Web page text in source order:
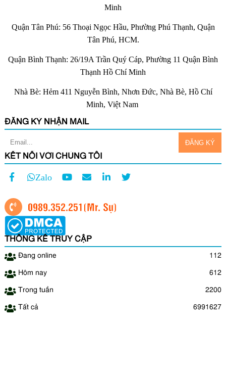
Minh
Quận Tân Phú: 56 Thoại Ngọc Hầu, Phường Phú Thạnh, Quận
Tân Phú, HCM.
Quận Bình Thạnh: 26/19A Trần Quý Cáp, Phường 11 Quận Bình
Thạnh Hồ Chí Minh
Nhà Bè: Hẻm 411 Nguyễn Bình, Nhơn Đức, Nhà Bè, Hồ Chí
Minh, Việt Nam
ĐĂNG KÝ NHẬN MAIL
KẾT NỐI VỚI CHÚNG TÔI
Zalo
0989.352.251(Mr. Sự)
THỐNG KÊ TRUY CẬP
Đang online 112
Hôm nay 612
Trong tuần 2200
Tất cả 6991627